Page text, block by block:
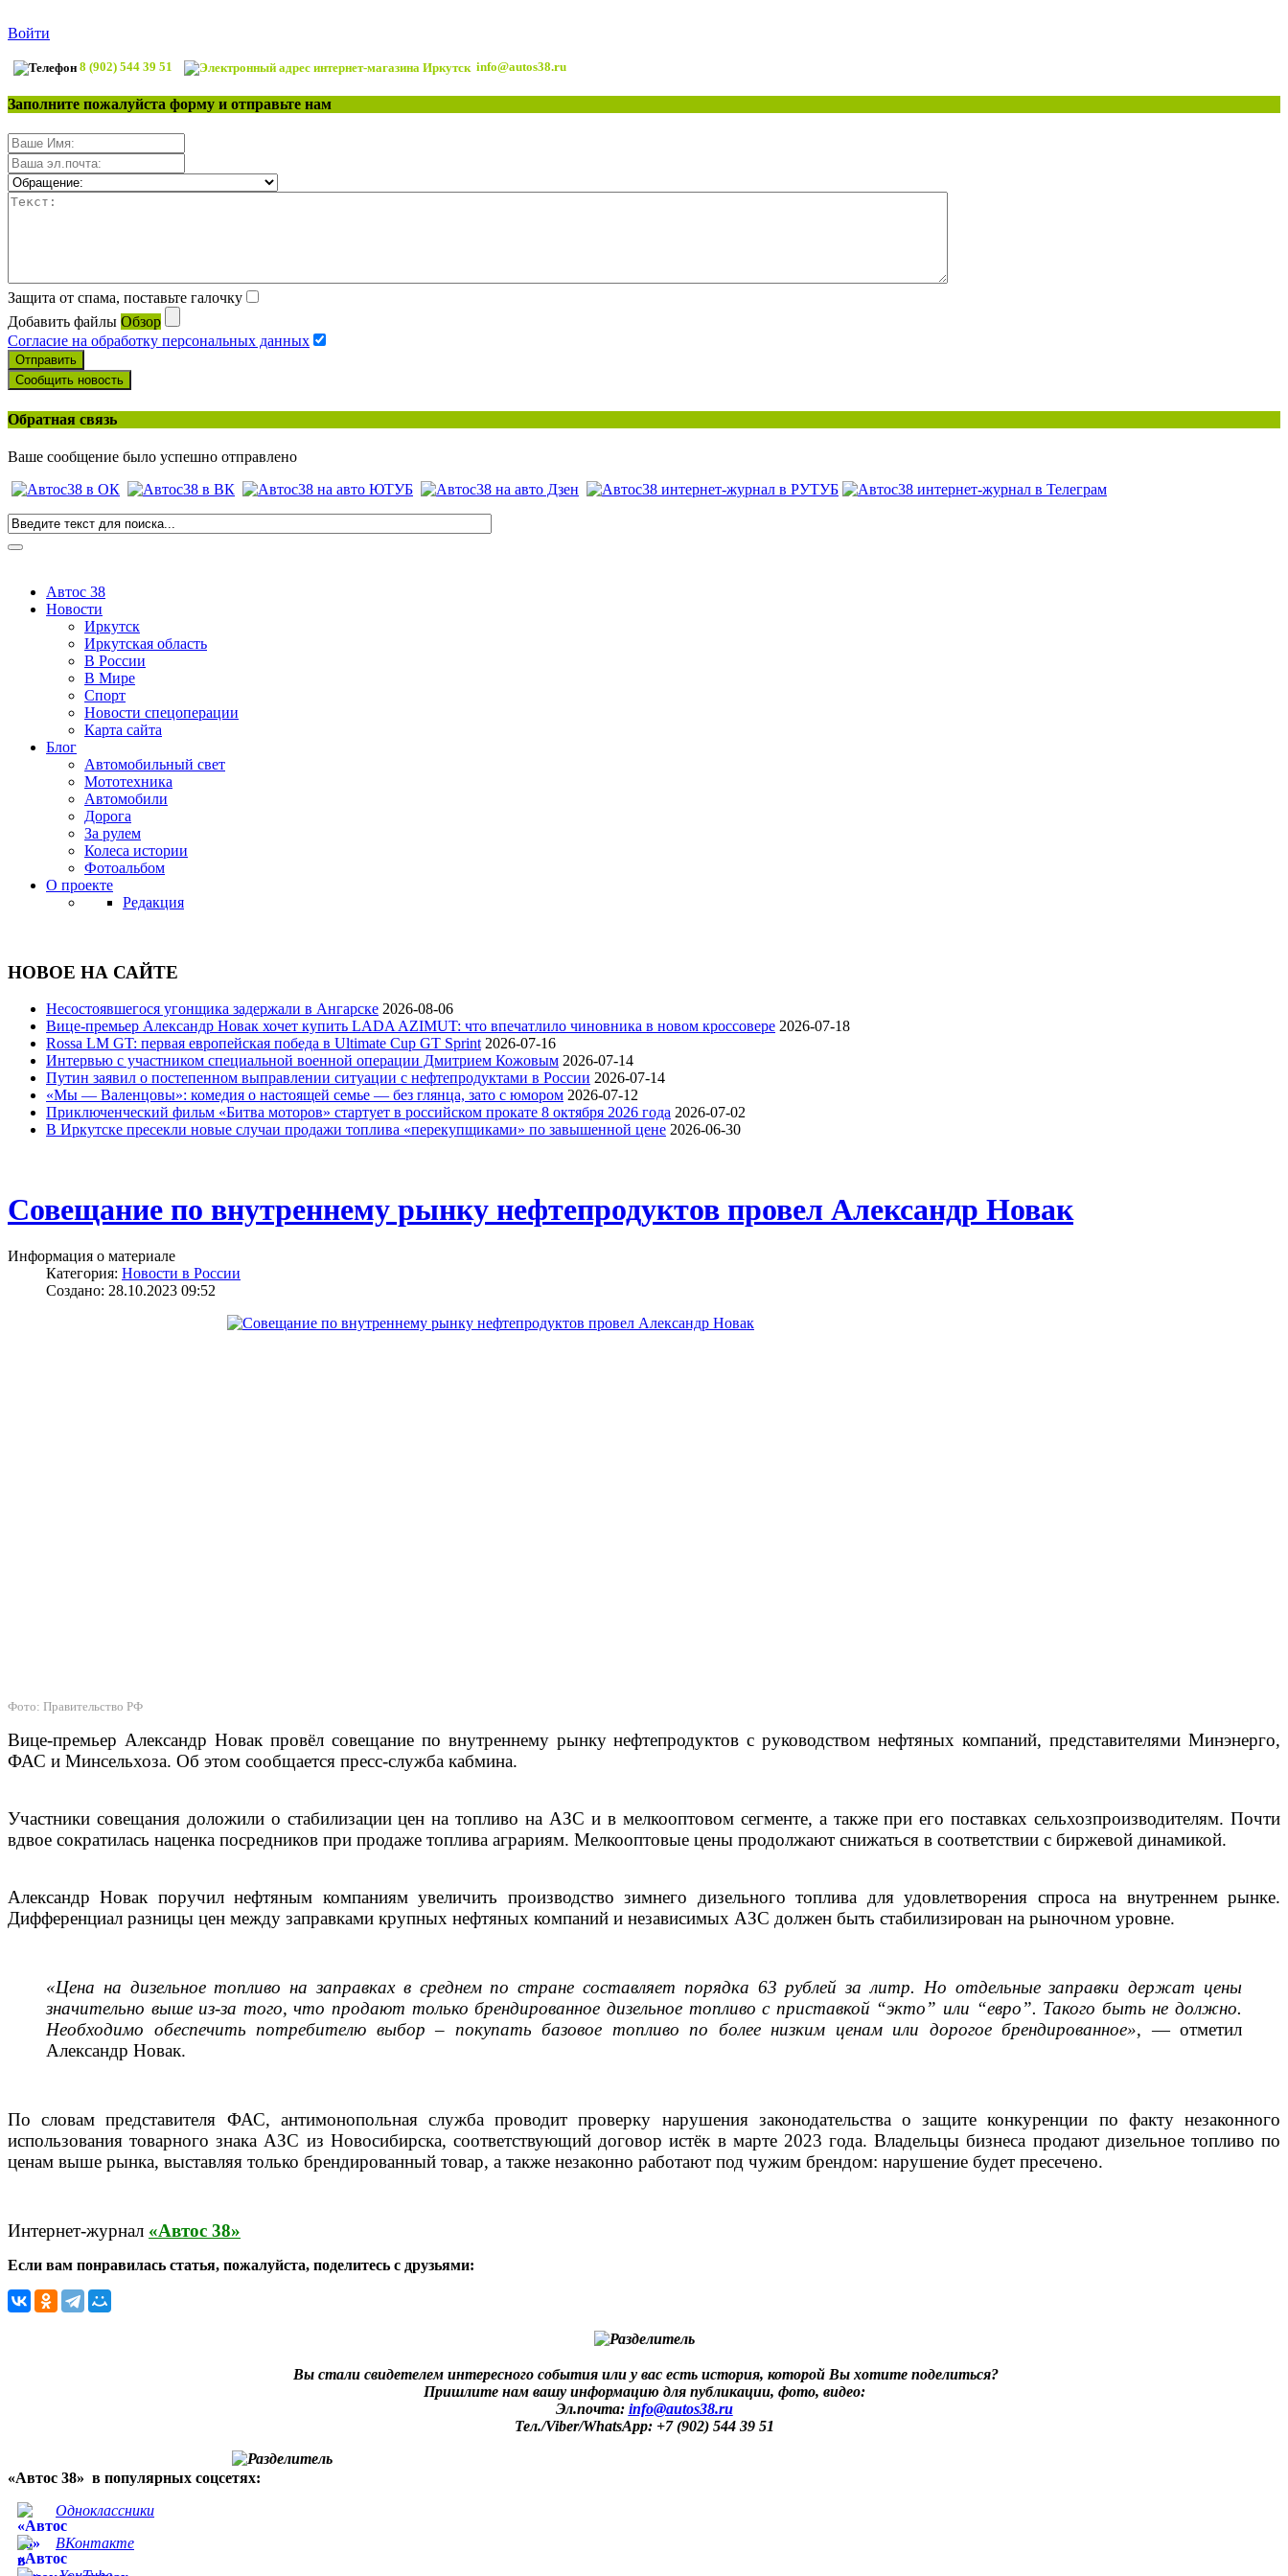
Войти
8 (902) 544 39 51 info@autos38.ru
Заполните пожалуйста форму и отправьте нам
Защита от спама, поставьте галочку
Добавить файлы Обзор
Согласие на обработку персональных данных
Отправить
Сообщить новость
Обратная связь
Ваше сообщение было успешно отправлено
Автос 38
Новости
Иркутск
Иркутская область
В России
В Мире
Спорт
Новости спецоперации
Карта сайта
Блог
Автомобильный свет
Мототехника
Автомобили
Дорога
За рулем
Колеса истории
Фотоальбом
О проекте
Редакция
НОВОЕ НА САЙТЕ
Несостоявшегося угонщика задержали в Ангарске 2026-08-06
Вице‑премьер Александр Новак хочет купить LADA AZIMUT: что впечатлило чиновника в новом кроссовере 2026-07-18
Rossa LM GT: первая европейская победа в Ultimate Cup GT Sprint 2026-07-16
Интервью с участником специальной военной операции Дмитрием Кожовым 2026-07-14
Путин заявил о постепенном выправлении ситуации с нефтепродуктами в России 2026-07-14
«Мы — Валенцовы»: комедия о настоящей семье — без глянца, зато с юмором 2026-07-12
Приключенческий фильм «Битва моторов» стартует в российском прокате 8 октября 2026 года 2026-07-02
В Иркутске пресекли новые случаи продажи топлива «перекупщиками» по завышенной цене 2026-06-30
Совещание по внутреннему рынку нефтепродуктов провел Александр Новак
Информация о материале
Категория: Новости в России
Создано: 28.10.2023 09:52
Фото: Правительство РФ
Вице-премьер Александр Новак провёл совещание по внутреннему рынку нефтепродуктов с руководством нефтяных компаний, представителями Минэнерго,
ФАС и Минсельхоза. Об этом сообщается пресс-служба кабмина.
Участники совещания доложили о стабилизации цен на топливо на АЗС и в мелкооптовом сегменте, а также при его поставках сельхозпроизводителям. Почти
вдвое сократилась наценка посредников при продаже топлива аграриям. Мелкооптовые цены продолжают снижаться в соответствии с биржевой динамикой.
Александр Новак поручил нефтяным компаниям увеличить производство зимнего дизельного топлива для удовлетворения спроса на внутреннем рынке.
Дифференциал разницы цен между заправками крупных нефтяных компаний и независимых АЗС должен быть стабилизирован на рыночном уровне.
«Цена на дизельное топливо на заправках в среднем по стране составляет порядка 63 рублей за литр. Но отдельные заправки держат цены
значительно выше из-за того, что продают только брендированное дизельное топливо с приставкой “экто” или “евро”. Такого быть не должно.
Необходимо обеспечить потребителю выбор – покупать базовое топливо по более низким ценам или дорогое брендированное», — отметил
Александр Новак.
По словам представителя ФАС, антимонопольная служба проводит проверку нарушения законодательства о защите конкуренции по факту незаконного
использования товарного знака АЗС из Новосибирска, соответствующий договор истёк в марте 2023 года. Владельцы бизнеса продают дизельное топливо по
ценам выше рынка, выставляя только брендированный товар, а также незаконно работают под чужим брендом: нарушение будет пресечено.
Интернет-журнал «Автос 38»
Если вам понравилась статья, пожалуйста, поделитесь с друзьями:
Вы стали свидетелем интересного события или у вас есть история, которой Вы хотите поделиться?
Пришлите нам вашу информацию для публикации, фото, видео:
Эл.почта: info@autos38.ru
Тел./Viber/WhatsApp: +7 (902) 544 39 51
«Автос 38» в популярных соцсетях:
Одноклассники
ВКонтакте